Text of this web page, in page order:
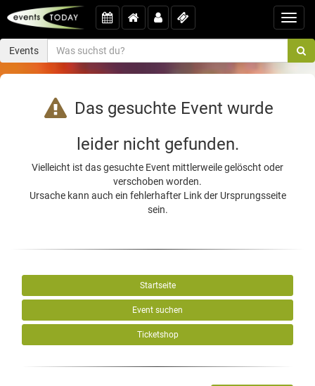
Events
Das gesuchte Event wurde
leider nicht gefunden.
Vielleicht ist das gesuchte Event mittlerweile gelöscht oder
verschoben worden.
Ursache kann auch ein fehlerhafter Link der Ursprungsseite
sein.
Startseite
Event suchen
Ticketshop